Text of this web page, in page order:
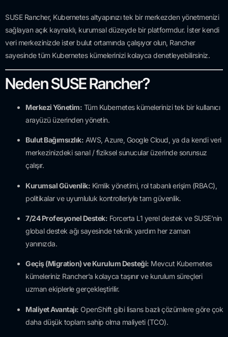
SUSE Rancher, Kubernetes altyapınızı tek bir merkezden yönetmenizi
sağlayan açık kaynaklı, kurumsal düzeyde bir platformdur. İster kendi
veri merkezinizde ister bulut ortamında çalışıyor olun, Rancher
sayesinde tüm Kubernetes kümelerinizi kolayca denetleyebilirsiniz.
Neden SUSE Rancher?
Merkezi Yönetim: Tüm Kubernetes kümelerinizi tek bir kullanıcı
arayüzü üzerinden yönetin.
Bulut Bağımsızlık: AWS, Azure, Google Cloud, ya da kendi veri
merkezinizdeki sanal / fiziksel sunucular üzerinde sorunsuz
çalışır.
Kurumsal Güvenlik: Kimlik yönetimi, rol tabanlı erişim (RBAC),
politikalar ve uyumluluk kontrolleriyle tam güvenlik.
7/24 Profesyonel Destek: Forcerta L1 yerel destek ve SUSE’nin
global destek ağı sayesinde teknik yardım her zaman
yanınızda.
Geçiş (Migration) ve Kurulum Desteği: Mevcut Kubernetes
kümeleriniz Rancher’a kolayca taşınır ve kurulum süreçleri
uzman ekiplerle gerçekleştirilir.
Maliyet Avantajı: OpenShift gibi lisans bazlı çözümlere göre çok
daha düşük toplam sahip olma maliyeti (TCO).